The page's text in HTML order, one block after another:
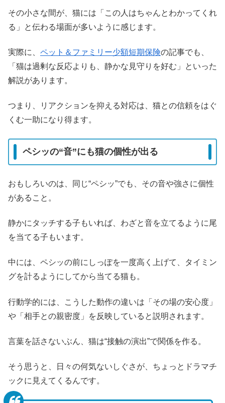
その小さな間が、猫には「この人はちゃんとわかってくれ
る」と伝わる場面が多いように感じます。
実際に、 ペット＆ファミリー少額短期保険の記事でも、
「猫は過剰な反応よりも、静かな見守りを好む」といった
解説があります。
つまり、リアクションを抑える対応は、猫との信頼をはぐ
くむ一助になり得ます。
ペシッの“音”にも猫の個性が出る
おもしろいのは、同じ“ペシッ”でも、その音や強さに個性
があること。
静かにタッチする子もいれば、わざと音を立てるように尾
を当てる子もいます。
中には、ペシッの前にしっぽを一度高く上げて、タイミン
グを計るようにしてから当てる猫も。
行動学的には、こうした動作の違いは「その場の安心度」
や「相手との親密度」を反映していると説明されます。
言葉を話さないぶん、猫は“接触の演出”で関係を作る。
そう思うと、日々の何気ないしぐさが、ちょっとドラマチ
ックに見えてくるんです。